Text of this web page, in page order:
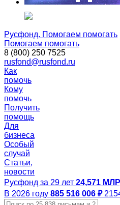
Русфонд. Помогаем помогать
Помогаем помогать
8 (800) 250 7525
rusfond@rusfond.ru
Как
помочь
Кому
помочь
Получить
помощь
Для
бизнеса
Особый
случай
Статьи,
новости
Русфонд за 29 лет 24,571
В 2026 году 885 516 006 ₽